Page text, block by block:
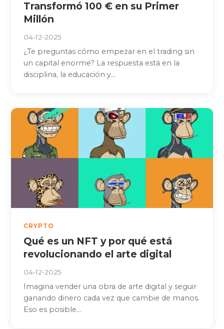
Transformó 100 € en su Primer
Millón
04-12-2025
¿Te preguntas cómo empezar en el trading sin
un capital enorme? La respuesta está en la
disciplina, la educación y...
CRYPTO
Qué es un NFT y por qué está
revolucionando el arte digital
04-12-2025
Imagina vender una obra de arte digital y seguir
ganando dinero cada vez que cambie de manos.
Eso es posible...